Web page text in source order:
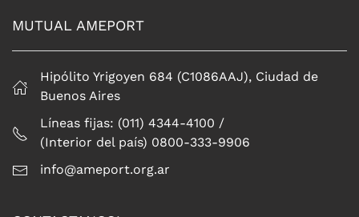
MUTUAL AMEPORT
Hipólito Yrigoyen 684 (C1086AAJ), Ciudad de
Buenos Aires
Líneas fijas: (011) 4344-4100 /
(Interior del país) 0800-333-9906
info@ameport.org.ar